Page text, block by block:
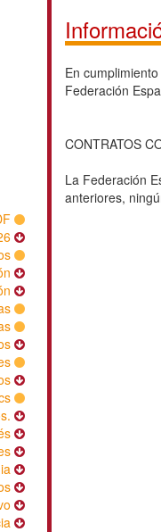
En
Federación
CONTRATOS
La Federación
anteriores,